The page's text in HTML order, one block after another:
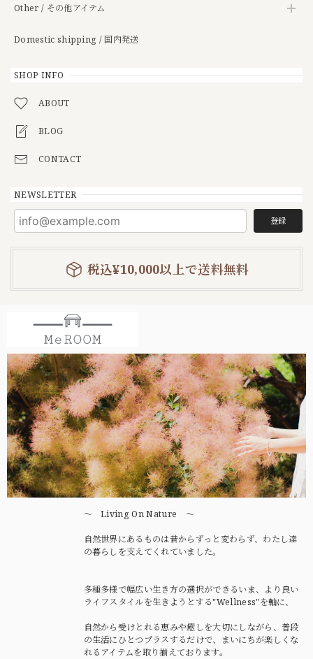
Other / その他アイテム
Domestic shipping / 国内発送
SHOP INFO
ABOUT
BLOG
CONTACT
NEWSLETTER
登録
税込¥10,000以上で送料無料
〜 Living On Nature 〜
自然世界にあるものは昔からずっと変わらず、わたし達
の暮らしを支えてくれていました。
多種多様で幅広い生き方の選択ができるいま、より良い
ライフスタイルを生きようとする"Wellness"を軸に、
自然から受けとれる恵みや癒しを大切にしながら、普段
の生活にひとつプラスするだけで、まいにちが楽しくな
れるアイテムを取り揃えております。